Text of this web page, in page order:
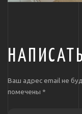
Ваш адрес email не
помечены *